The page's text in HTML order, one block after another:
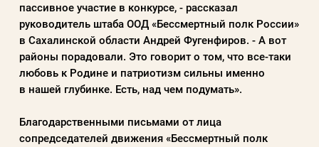
пассивное участие в конкурсе, - рассказал
руководитель штаба ООД «Бессмертный полк России»
в Сахалинской области Андрей Фугенфиров. - А вот
районы порадовали. Это говорит о том, что все-таки
любовь к Родине и патриотизм сильны именно
в нашей глубинке. Есть, над чем подумать».
Благодарственными письмами от лица
сопредседателей движения «Бессмертный полк